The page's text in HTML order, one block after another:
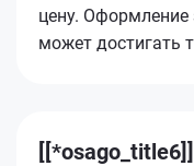
цену.
может достигать
[[*osago_title6]]